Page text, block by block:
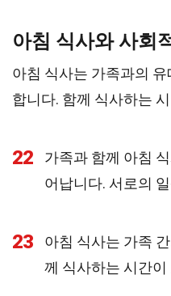
아침 식사와 사회
아침 식사는 가족과의
합니다. 함께 식사하는
22
가족과 함께 아침
어납니다. 서로의
23
아침 식사는 가족
께 식사하는 시간이